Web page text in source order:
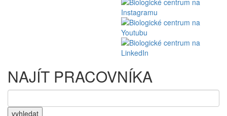
NAJÍT PRACOVNÍKA
vyhledat